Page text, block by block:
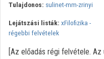
Tulajdonos: sulinet-mm-zrinyi
Lejátszási listák: xFilofizika -
régebbi felvételek
[Az előadás régi felvétele.